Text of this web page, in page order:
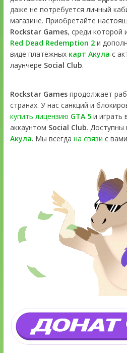
даже не потребуется личный
магазине. Приобретайте
Rockstar Games, среди которой
Red Dead Redemption 2и
виде платёжных карт Акула с
лаунчере Social Club.
Rockstar Gamesпродолжает
странах. У нас санкций и
купить лицензию GTA 5и играть
аккаунтом Social Club.
Акула. Мы всегда на связи с